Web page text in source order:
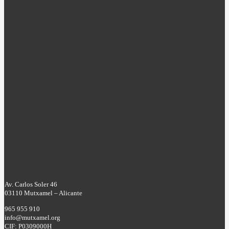
Av. Carlos Soler 46
03110 Mutxamel – Alicante
965 955 910
info@mutxamel.org
CIF: P0309000H